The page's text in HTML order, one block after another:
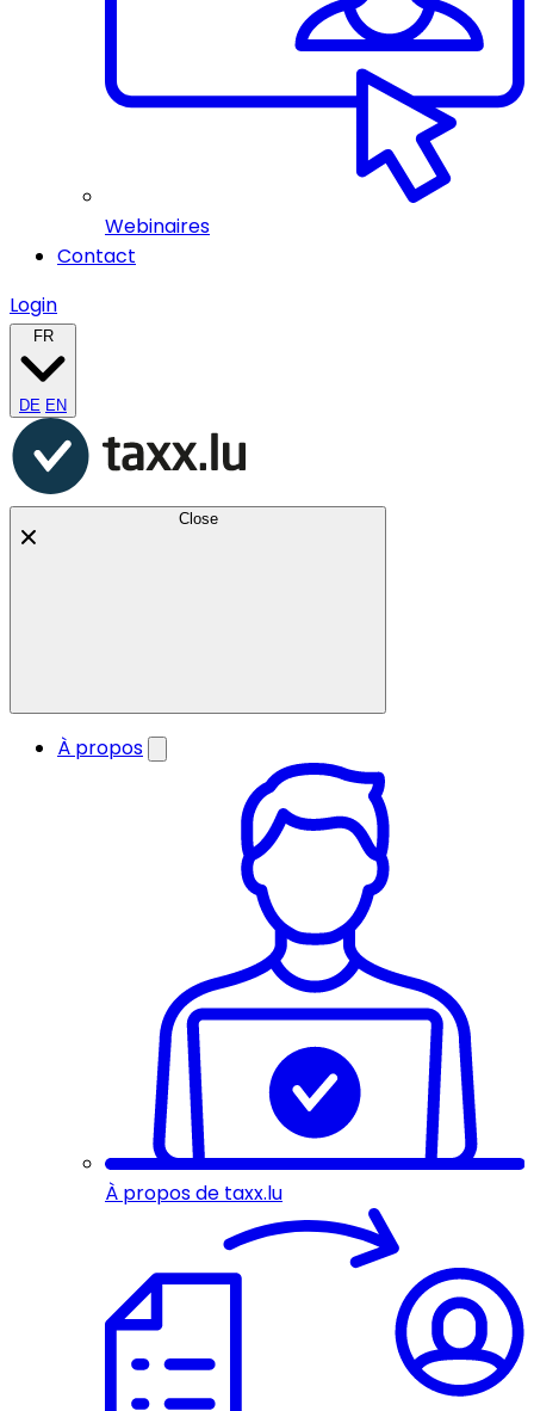
Webinaires
Contact
Login
FR
DE EN
Close
À propos
À propos de taxx.lu